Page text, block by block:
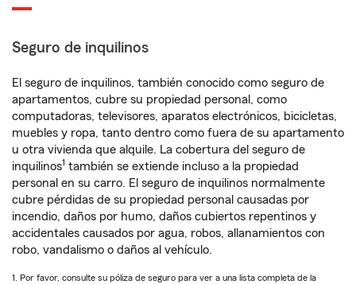
Seguro de inquilinos
El seguro de inquilinos, también conocido como seguro de
apartamentos, cubre su propiedad personal, como
computadoras, televisores, aparatos electrónicos, bicicletas,
muebles y ropa, tanto dentro como fuera de su apartamento
u otra vivienda que alquile. La cobertura del seguro de
inquilinos1 también se extiende incluso a la propiedad
personal en su carro. El seguro de inquilinos normalmente
cubre pérdidas de su propiedad personal causadas por
incendio, daños por humo, daños cubiertos repentinos y
accidentales causados por agua, robos, allanamientos con
robo, vandalismo o daños al vehículo.
1. Por favor, consulte su póliza de seguro para ver a una lista completa de la